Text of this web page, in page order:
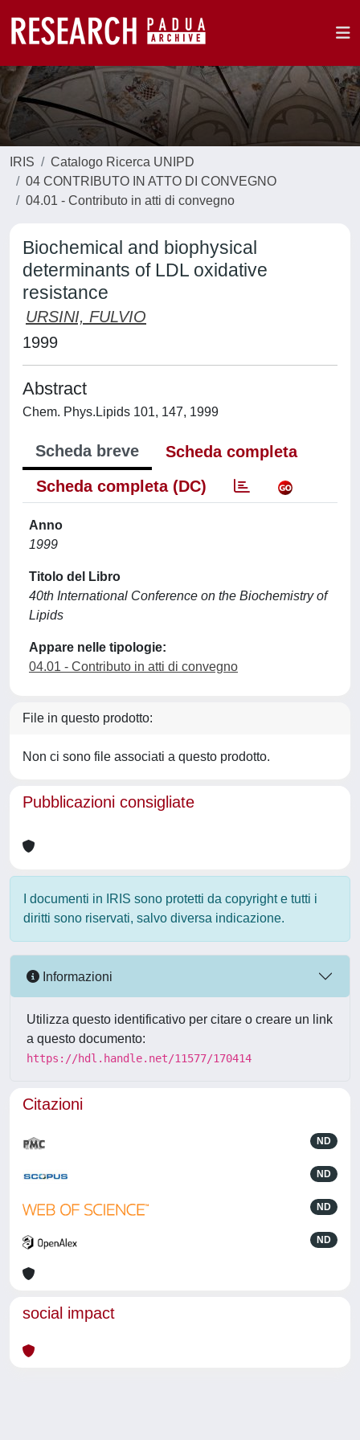
IRIS
Catalogo Ricerca UNIPD
04 CONTRIBUTO IN ATTO DI CONVEGNO
04.01 - Contributo in atti di convegno
Biochemical and biophysical
determinants of LDL oxidative
resistance
URSINI, FULVIO
1999
Abstract
Chem. Phys.Lipids 101, 147, 1999
Scheda breve
Scheda completa
Scheda completa (DC)
Anno
1999
Titolo del Libro
40th International Conference on the Biochemistry of
Lipids
Appare nelle tipologie:
04.01 - Contributo in atti di convegno
File in questo prodotto:
Non ci sono file associati a questo prodotto.
Pubblicazioni consigliate
I documenti in IRIS sono protetti da copyright e tutti i
diritti sono riservati, salvo diversa indicazione.
Informazioni
Utilizza questo identificativo per citare o creare un link
a questo documento:
https://hdl.handle.net/11577/170414
Citazioni
ND
ND
ND
ND
social impact